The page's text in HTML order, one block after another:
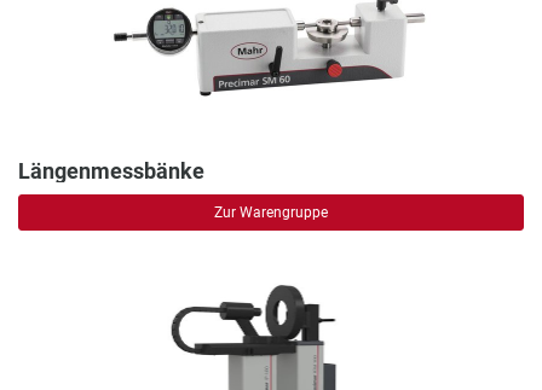
Längenmessbänke
Zur Warengruppe